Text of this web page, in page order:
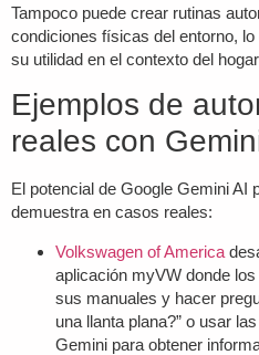
Tampoco puede crear rutinas
condiciones físicas del entorno,
su utilidad en el contexto del
Ejemplos de
reales con
El potencial de Google Gemini AI
demuestra en casos reales:
Volkswagen of America
aplicación myVW donde
sus manuales y hacer
una llanta plana?” o usar
Gemini para obtener